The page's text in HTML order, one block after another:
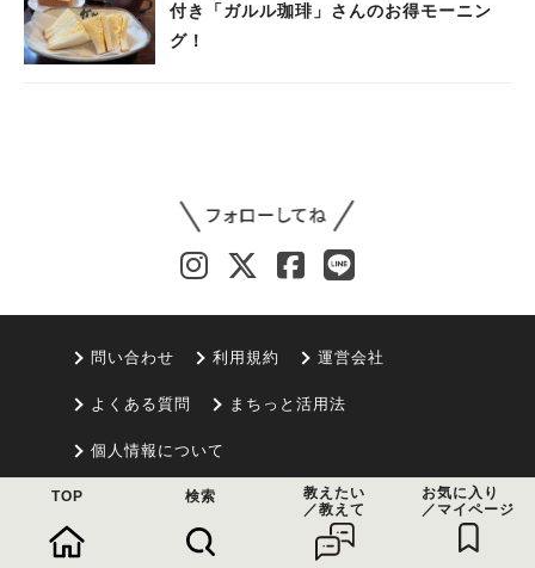
付き「ガルル珈琲」さんのお得モーニン
グ！
問い合わせ 利用規約 運営会社
よくある質問 まちっと活用法
個人情報について
© 2021 まちっと
TOP 検索
教えたい
／教えて
お気に入り
／マイページ